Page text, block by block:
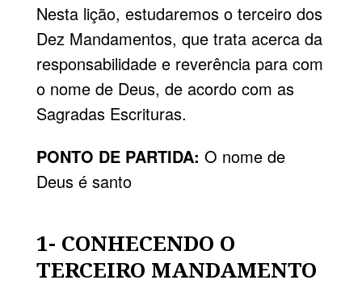
Nesta lição, estudaremos o terceiro dos
Dez Mandamentos, que trata acerca da
responsabilidade e reverência para com
o nome de Deus, de acordo com as
Sagradas Escrituras.
PONTO DE PARTIDA: O nome de
Deus é santo
1- CONHECENDO O
TERCEIRO MANDAMENTO